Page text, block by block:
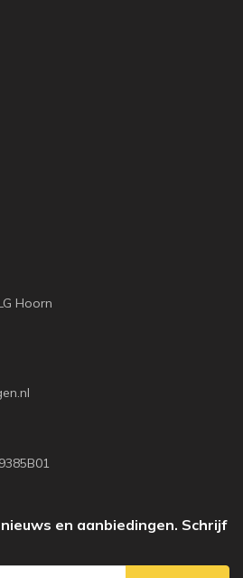
Hoorn
en aanbiedingen. Schrijf